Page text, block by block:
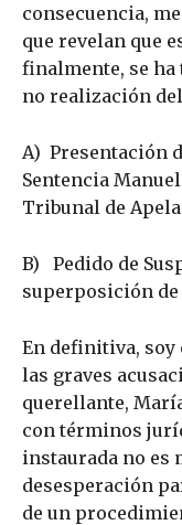
consecuencia,
que revelan que
finalmente, se ha
no realización
A) Presentación
Sentencia
Tribunal de
B) Pedido de
superposición
En definitiva, soy
las graves
querellante,
con términos
instaurada no es
desesperación
de un